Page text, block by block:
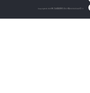
Copyright © 2025 智刀云版权所有 苏ICP备2023025443号-3